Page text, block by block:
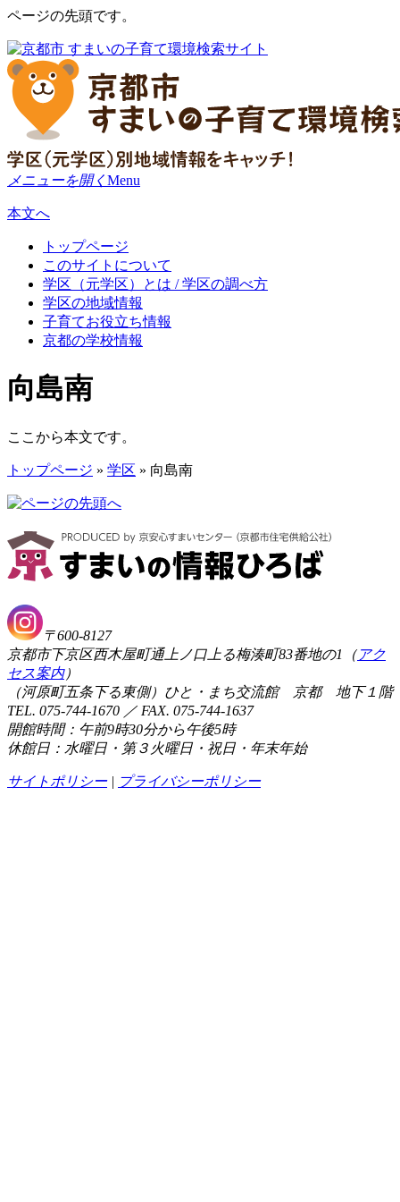
ページの先頭です。
メニューを開くMenu
本文へ
トップページ
このサイトについて
学区（元学区）とは / 学区の調べ方
学区の地域情報
子育てお役立ち情報
京都の学校情報
向島南
ここから本文です。
トップページ » 学区 » 向島南
〒600-8127
京都市下京区西木屋町通上ノ口上る梅湊町83番地の1（ アク
セス案内）
（河原町五条下る東側）ひと・まち交流館 京都 地下１階
TEL. 075-744-1670 ／ FAX. 075-744-1637
開館時間：午前9時30分から午後5時
休館日：水曜日・第３火曜日・祝日・年末年始
サイトポリシー| プライバシーポリシー